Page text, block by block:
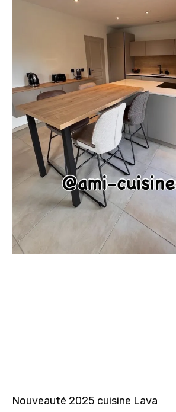
Nouveauté 2025 cuisine Lava